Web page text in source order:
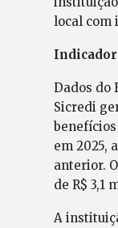
local com
Dados do
Sicredi
benefícios
em 2025,
anterior.
de R$ 3,1
A